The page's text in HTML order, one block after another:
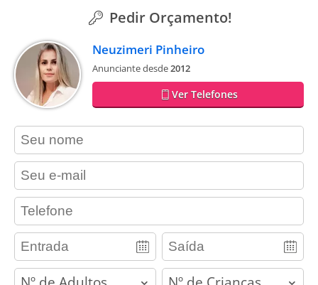
Pedir Orçamento!
Neuzimeri Pinheiro
Anunciante desde2012
Ver Telefones
contact_name
contact_email
contact_phone
adults children